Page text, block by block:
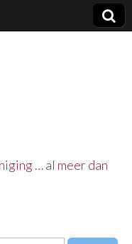
… al meer dan